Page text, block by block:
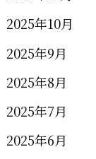
2025年10月
2025年9月
2025年8月
2025年7月
2025年6月